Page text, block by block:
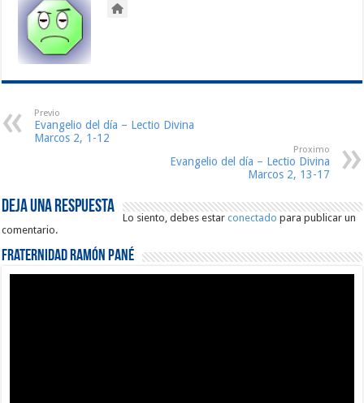
Previo
Evangelio del día – Lectio Divina
Marcos 2, 1-12
Proximo
Evangelio del día – Lectio Divina
Marcos 2, 13-17
Deja una respuesta
Lo siento, debes estarconectado para publicar un
comentario.
Fraternidad Ramón Pané